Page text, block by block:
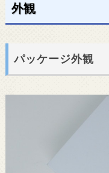
外観
パッケージ外観